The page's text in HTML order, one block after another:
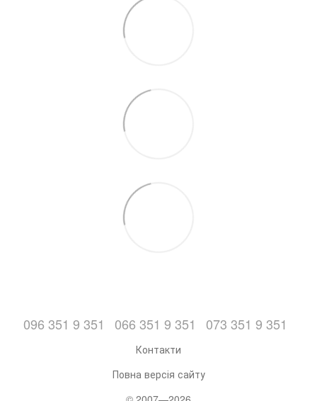
096 351 9 351 066 351 9 351 073 351 9 351
Контакти
Повна версія сайту